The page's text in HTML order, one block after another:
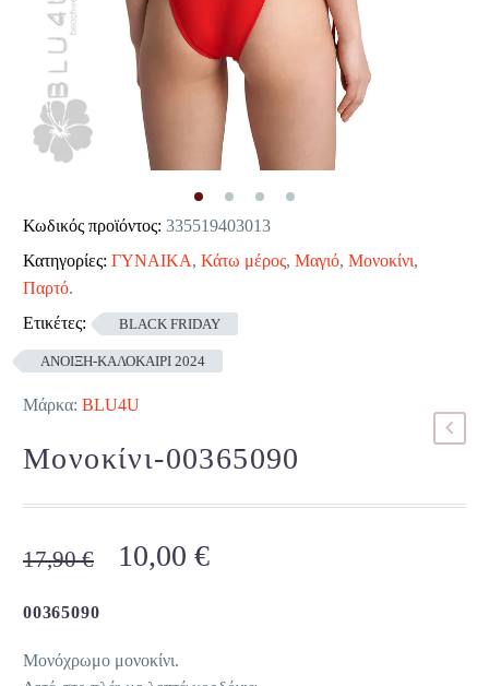
Κωδικός προϊόντος: 335519403013
Κατηγορίες: ΓΥΝΑΙΚΑ, Κάτω μέρος, Μαγιό, Μονοκίνι,
Παρτό.
Ετικέτες:
BLACK FRIDAY
ΑΝΟΙΞΗ-ΚΑΛΟΚΑΙΡΙ 2024
Μάρκα: BLU4U
Μονοκίνι-00365090
17,90€
Original
17,90 €.
10,00 €Η
10,00 €.
00365090
Μονόχρωμο μονοκίνι.